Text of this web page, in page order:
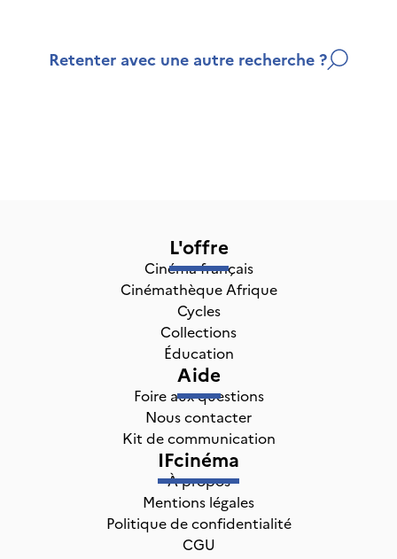
Retenter avec une autre recherche ?
L'offre
Cinéma français
Cinémathèque Afrique
Cycles
Collections
Éducation
Aide
Foire aux questions
Nous contacter
Kit de communication
IFcinéma
À propos
Mentions légales
Politique de confidentialité
CGU